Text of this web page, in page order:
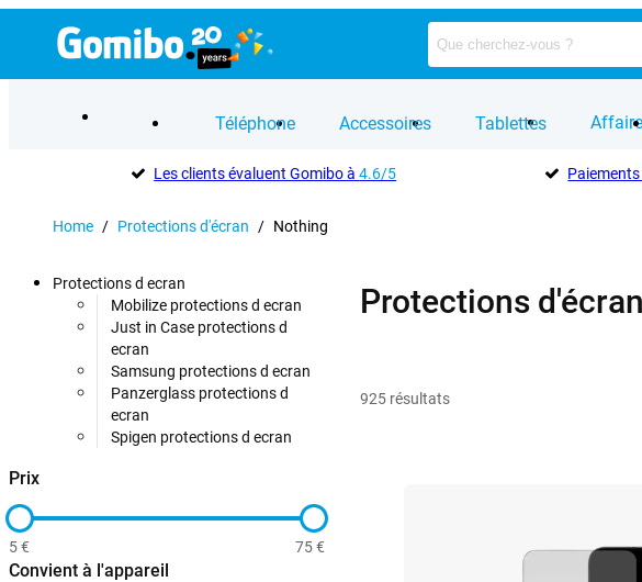
Téléphone Accessoires Tablettes
Les clients évaluent Gomibo à4.6/5
Home / Protections d'écran / Nothing
Protections d ecran
Mobilize protections d ecran
Just in Case protections d
ecran
Samsung protections d ecran
Panzerglass protections d
ecran
Spigen protections d ecran
Prix
5 € 75 €
Convient à l'appareil
Protections d'écran
925 résultats